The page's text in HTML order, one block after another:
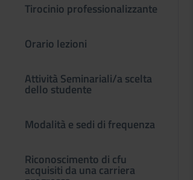
Tirocinio professionalizzante
Orario lezioni
Attività Seminariali/a scelta
dello studente
Modalità e sedi di frequenza
Riconoscimento di cfu
acquisiti da una carriera